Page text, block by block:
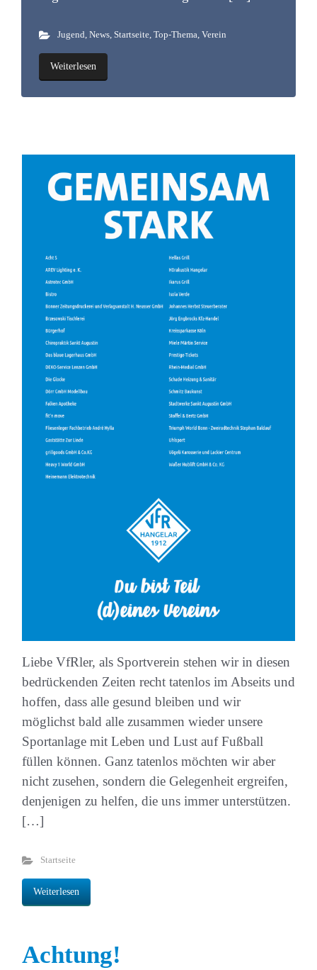
Jugend, News, Startseite, Top-Thema, Verein
Weiterlesen
Liebe VfRler, als Sportverein stehen wir in diesen
bedrückenden Zeiten recht tatenlos im Abseits und
hoffen, dass alle gesund bleiben und wir
möglichst bald alle zusammen wieder unsere
Sportanlage mit Leben und Lust auf Fußball
füllen können. Ganz tatenlos möchten wir aber
nicht zusehen, sondern die Gelegenheit ergreifen,
denjenigen zu helfen, die uns immer unterstützen.
[…]
Startseite
Weiterlesen
Achtung!